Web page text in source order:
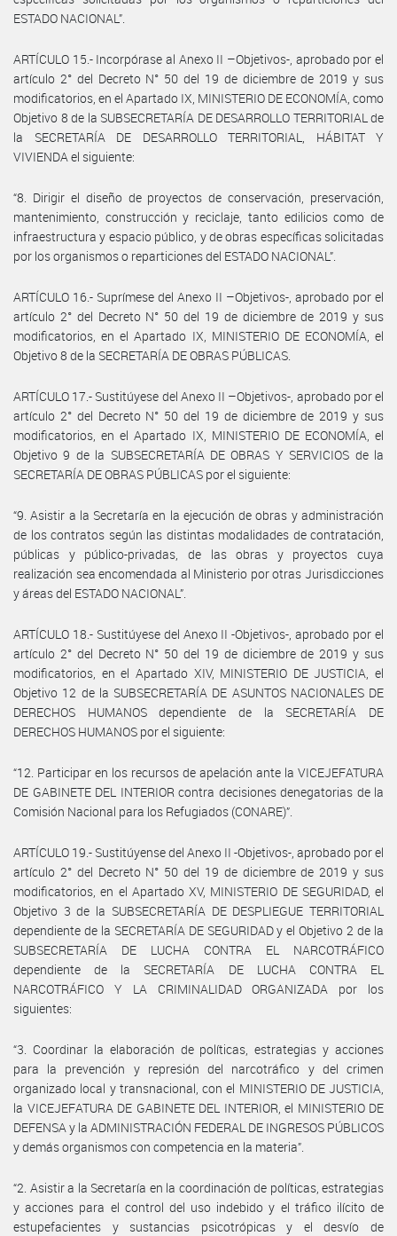
ESTADO NACIONAL”.
ARTÍCULO 15.- Incorpórase al Anexo II –Objetivos-, aprobado por el
artículo 2° del Decreto N° 50 del 19 de diciembre de 2019 y sus
modificatorios, en el Apartado IX, MINISTERIO DE ECONOMÍA, como
Objetivo 8 de la SUBSECRETARÍA DE DESARROLLO TERRITORIAL de
la SECRETARÍA DE DESARROLLO TERRITORIAL, HÁBITAT Y
VIVIENDA el siguiente:
“8. Dirigir el diseño de proyectos de conservación, preservación,
mantenimiento, construcción y reciclaje, tanto edilicios como de
infraestructura y espacio público, y de obras específicas solicitadas
por los organismos o reparticiones del ESTADO NACIONAL”.
ARTÍCULO 16.- Suprímese del Anexo II –Objetivos-, aprobado por el
artículo 2° del Decreto N° 50 del 19 de diciembre de 2019 y sus
modificatorios, en el Apartado IX, MINISTERIO DE ECONOMÍA, el
Objetivo 8 de la SECRETARÍA DE OBRAS PÚBLICAS.
ARTÍCULO 17.- Sustitúyese del Anexo II –Objetivos-, aprobado por el
artículo 2° del Decreto N° 50 del 19 de diciembre de 2019 y sus
modificatorios, en el Apartado IX, MINISTERIO DE ECONOMÍA, el
Objetivo 9 de la SUBSECRETARÍA DE OBRAS Y SERVICIOS de la
SECRETARÍA DE OBRAS PÚBLICAS por el siguiente:
“9. Asistir a la Secretaría en la ejecución de obras y administración
de los contratos según las distintas modalidades de contratación,
públicas y público-privadas, de las obras y proyectos cuya
realización sea encomendada al Ministerio por otras Jurisdicciones
y áreas del ESTADO NACIONAL”.
ARTÍCULO 18.- Sustitúyese del Anexo II -Objetivos-, aprobado por el
artículo 2° del Decreto N° 50 del 19 de diciembre de 2019 y sus
modificatorios, en el Apartado XIV, MINISTERIO DE JUSTICIA, el
Objetivo 12 de la SUBSECRETARÍA DE ASUNTOS NACIONALES DE
DERECHOS HUMANOS dependiente de la SECRETARÍA DE
DERECHOS HUMANOS por el siguiente:
“12. Participar en los recursos de apelación ante la VICEJEFATURA
DE GABINETE DEL INTERIOR contra decisiones denegatorias de la
Comisión Nacional para los Refugiados (CONARE)”.
ARTÍCULO 19.- Sustitúyense del Anexo II -Objetivos-, aprobado por el
artículo 2° del Decreto N° 50 del 19 de diciembre de 2019 y sus
modificatorios, en el Apartado XV, MINISTERIO DE SEGURIDAD, el
Objetivo 3 de la SUBSECRETARÍA DE DESPLIEGUE TERRITORIAL
dependiente de la SECRETARÍA DE SEGURIDAD y el Objetivo 2 de la
SUBSECRETARÍA DE LUCHA CONTRA EL NARCOTRÁFICO
dependiente de la SECRETARÍA DE LUCHA CONTRA EL
NARCOTRÁFICO Y LA CRIMINALIDAD ORGANIZADA por los
siguientes:
“3. Coordinar la elaboración de políticas, estrategias y acciones
para la prevención y represión del narcotráfico y del crimen
organizado local y transnacional, con el MINISTERIO DE JUSTICIA,
la VICEJEFATURA DE GABINETE DEL INTERIOR, el MINISTERIO DE
DEFENSA y la ADMINISTRACIÓN FEDERAL DE INGRESOS PÚBLICOS
y demás organismos con competencia en la materia”.
“2. Asistir a la Secretaría en la coordinación de políticas, estrategias
y acciones para el control del uso indebido y el tráfico ilícito de
estupefacientes y sustancias psicotrópicas y el desvío de